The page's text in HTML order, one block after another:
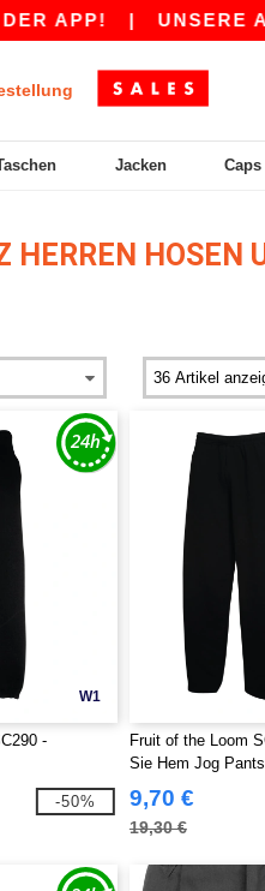
|UNSERE APP IST
Jacken
HERREN HOSEN
W1
-
-50%
Fruit of the Loom
Sie Hem Jog Pants
9,70 €
19,30 €